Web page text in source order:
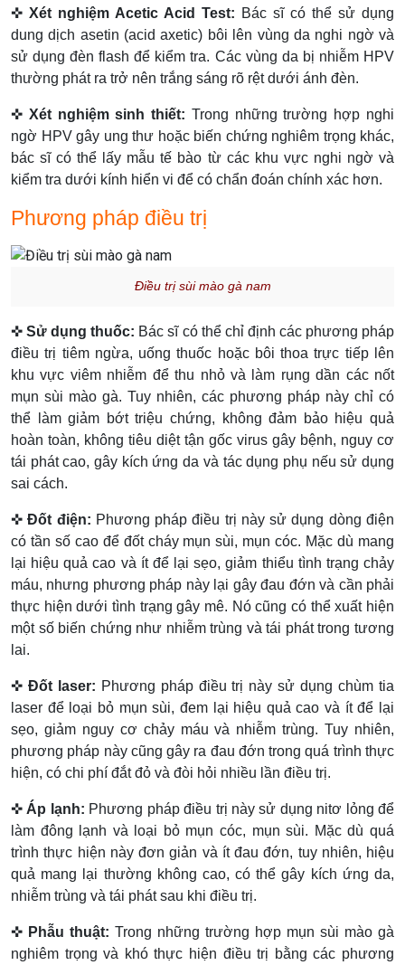
✜ Xét nghiệm Acetic Acid Test: Bác sĩ có thể sử dụng
dung dịch asetin (acid axetic) bôi lên vùng da nghi ngờ và
sử dụng đèn flash để kiểm tra. Các vùng da bị nhiễm HPV
thường phát ra trở nên trắng sáng rõ rệt dưới ánh đèn.
✜ Xét nghiệm sinh thiết: Trong những trường hợp nghi
ngờ HPV gây ung thư hoặc biến chứng nghiêm trọng khác,
bác sĩ có thể lấy mẫu tế bào từ các khu vực nghi ngờ và
kiểm tra dưới kính hiển vi để có chẩn đoán chính xác hơn.
Phương pháp điều trị
Điều trị sùi mào gà nam
✜Sử dụng thuốc: Bác sĩ có thể chỉ định các phương pháp
điều trị tiêm ngừa, uống thuốc hoặc bôi thoa trực tiếp lên
khu vực viêm nhiễm để thu nhỏ và làm rụng dần các nốt
mụn sùi mào gà. Tuy nhiên, các phương pháp này chỉ có
thể làm giảm bớt triệu chứng, không đảm bảo hiệu quả
hoàn toàn, không tiêu diệt tận gốc virus gây bệnh, nguy cơ
tái phát cao, gây kích ứng da và tác dụng phụ nếu sử dụng
sai cách.
✜Đốt điện: Phương pháp điều trị này sử dụng dòng điện
có tần số cao để đốt cháy mụn sùi, mụn cóc. Mặc dù mang
lại hiệu quả cao và ít để lại sẹo, giảm thiểu tình trạng chảy
máu, nhưng phương pháp này lại gây đau đớn và cần phải
thực hiện dưới tình trạng gây mê. Nó cũng có thể xuất hiện
một số biến chứng như nhiễm trùng và tái phát trong tương
lai.
✜ Đốt laser: Phương pháp điều trị này sử dụng chùm tia
laser để loại bỏ mụn sùi, đem lại hiệu quả cao và ít để lại
sẹo, giảm nguy cơ chảy máu và nhiễm trùng. Tuy nhiên,
phương pháp này cũng gây ra đau đớn trong quá trình thực
hiện, có chi phí đắt đỏ và đòi hỏi nhiều lần điều trị.
✜ Áp lạnh: Phương pháp điều trị này sử dụng nitơ lỏng để
làm đông lạnh và loại bỏ mụn cóc, mụn sùi. Mặc dù quá
trình thực hiện này đơn giản và ít đau đớn, tuy nhiên, hiệu
quả mang lại thường không cao, có thể gây kích ứng da,
nhiễm trùng và tái phát sau khi điều trị.
✜ Phẫu thuật: Trong những trường hợp mụn sùi mào gà
nghiêm trọng và khó thực hiện điều trị bằng các phương